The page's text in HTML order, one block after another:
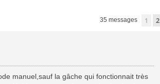
35 messages 1 2
manuel,sauf la gâche qui fonctionnait très